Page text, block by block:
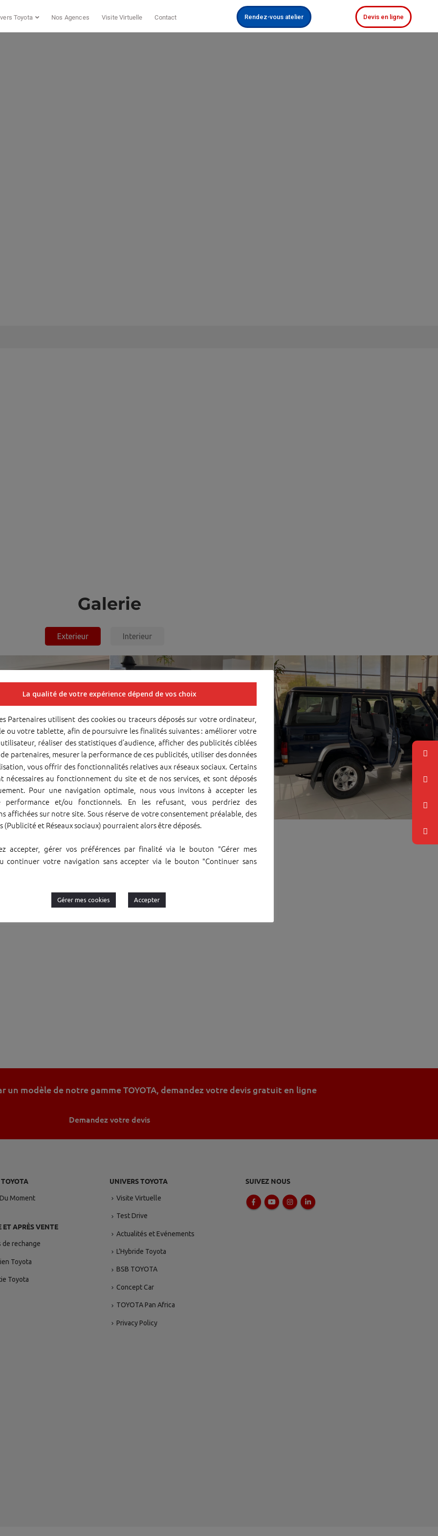
Toyota Nos Agences Visite Virtuelle Contact Rendez-vous atelier Devis en ligne
Galerie
Exterieur Interieur
Incomparable. Rien ne l'arrête.
un modèle de notre gamme TOYOTA, demandez votre devis gratuit en ligne
Demandez votre devis
Moment
ET APRÈS VENTE
de rechange
Toyota
Toyota
UNIVERS TOYOTA
Visite Virtuelle
Test Drive
Actualités et Evénements
L’Hybride Toyota
BSB TOYOTA
Concept Car
TOYOTA Pan Africa
Privacy Policy
SUIVEZ NOUS
La qualité de votre expérience dépend de vos choix
Partenaires utilisent des cookies ou traceurs déposés sur votre ordinateur,
ou votre tablette, afin de poursuivre les finalités suivantes : améliorer votre
réaliser des statistiques d’audience, afficher des publicités ciblées
de partenaires, mesurer la performance de ces publicités, utiliser des données
vous offrir des fonctionnalités relatives aux réseaux sociaux. Certains
nécessaires au fonctionnement du site et de nos services, et sont déposés
Pour une navigation optimale, nous vous invitons à accepter les
performance et/ou fonctionnels. En les refusant, vous perdriez des
affichées sur notre site. Sous réserve de votre consentement préalable, des
(Publicité et Réseaux sociaux) pourraient alors être déposés.
accepter, gérer vos préférences par finalité via le bouton "Gérer mes
continuer votre navigation sans accepter via le bouton "Continuer sans
Gérer mes cookies Accepter